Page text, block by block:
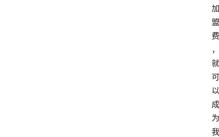
加
盟
费
，
就
可
以
成
为
我